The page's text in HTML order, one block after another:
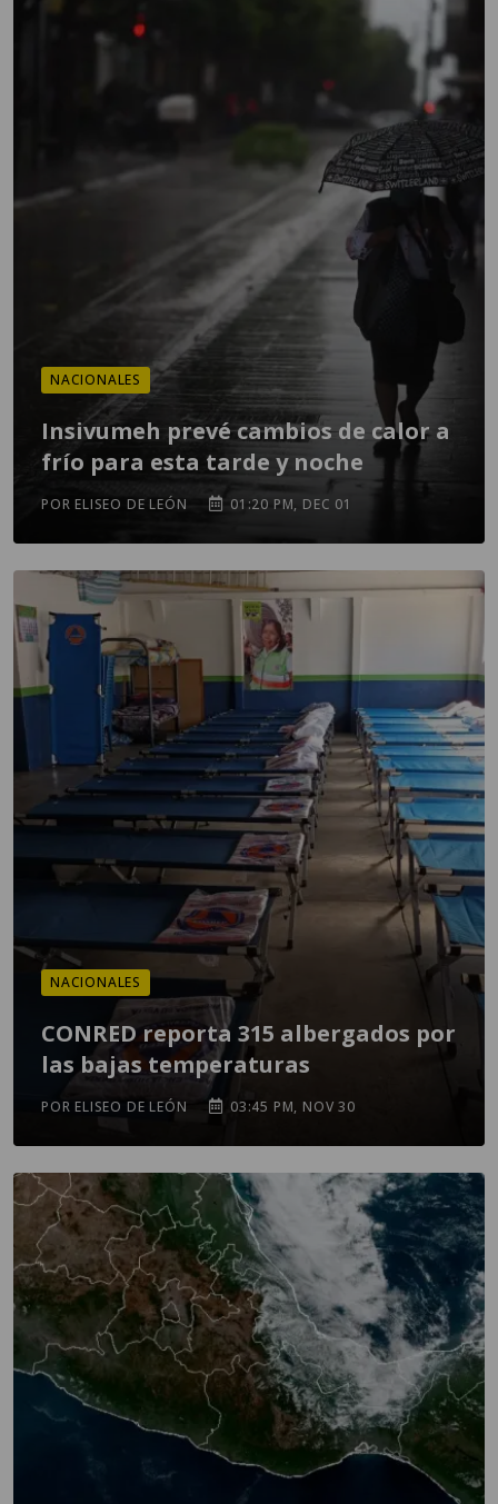
NACIONALES
Insivumeh prevé cambios de calor a
frío para esta tarde y noche
POR ELISEO DE LEÓN 01:20 PM, DEC 01
NACIONALES
CONRED reporta 315 albergados por
las bajas temperaturas
POR ELISEO DE LEÓN 03:45 PM, NOV 30